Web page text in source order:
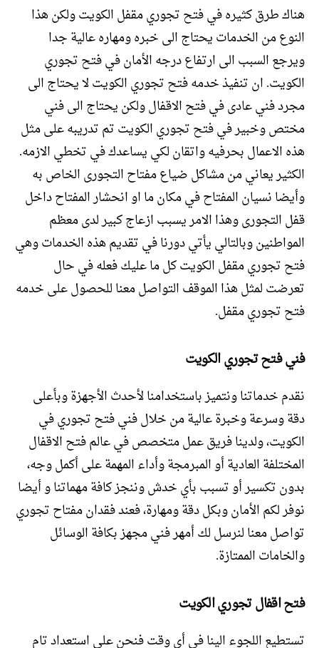
هناك طرق كثيره في فتح تجوري مقفل الكويت ولكن هذا
النوع من الخدمات يحتاج الى خبره ومهاره عالية جدا
ويرجع السبب الى ارتفاع درجه الأمان في فتح تجوري
الكويت. ان تنفيذ خدمه فتح تجوري الكويت لا يحتاج الى
مجرد فني عادى في فتح الاقفال ولكن يحتاج الى فني
مختص وخبير في فتح تجوري الكويت تم تدريبه على مثل
هذه الاعمال بحرفيه واتقان لكي يساعدك في تخطي الازمه.
الكثير يعاني من مشاكل ضياع مفتاح التجورى الخاص به
وأيضا نسيان المفتاح في مكان ما او انحشار المفتاح داخل
قفل التجورى وهذا الامر يسبب ازعاج كبير لدى معظم
المواطنين وبالتالي يأتي دورنا في تقديم هذه الخدمات وهي
فتح تجوري مقفل الكويت كل ما عليك فعله في حال
تعرضت لمثل هذا الموقف التواصل معنا للحصول على خدمه
فتح تجوري مقفل.
فني فتح تجوري الكويت
نقدم خدماتنا ونتميز باستخدامنا لأحدث الأجهزة وبأعلى
دقة وسرعة وخبرة عالية من خلال فني فتح تجوري في
الكويت، ولدينا فريق عمل متخصص في عالم فتح الاقفال
المختلفة العادية أو المبرمجة وأداء المهمة على أكمل وجه،
بدون تكسير أو تسبب بأي خدش وننجز كافة مهماتنا و أيضا
نوفر لكم الأمان وبكل دقة ومهارة، فعند فقدان مفتاح تجوري
تواصل معنا لنرسل لك أمهر فني مجهز بكافة الوسائل
والخامات الممتازة.
فتح اقفال تجوري الكويت
تستطيع اللجوء الينا في أي وقت فنحن على استعداد تام